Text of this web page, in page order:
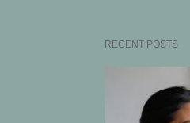
RECENT POSTS